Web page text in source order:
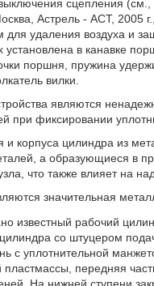
сцепления
Астрель - ACT,
для удаления воздуха и
в канавке
поршня, пружина
вилки.
являются
при фиксировании
корпуса цилиндра из
а образующиеся в
что также влияет на
значительная
известный рабочий
со штуцером
с уплотнительной
передняя